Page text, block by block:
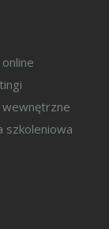
wewnętrzne
szkoleniowa